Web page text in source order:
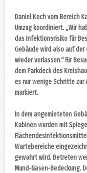
Daniel Koch vom Bereich
Umzug koordiniert. „Wir
das Infektionsrisiko für
Gebäude wird also auf
wieder verlassen.“ Für
dem Parkdeck des
es nur wenige Schritte zur
markiert.
In dem angemieteten
Kabinen wurden mit
Wartebereiche
gewahrt wird. Betreten
Mund-Nasen-Bedeckung.